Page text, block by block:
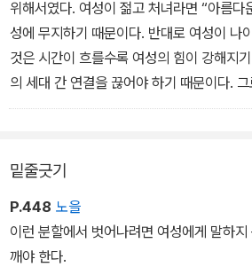
다.
위해서였다. 여성이 젊고 처녀라면 “아름다
성에 무지하기 때문이다. 반대로 여성이 나
것은 시간이 흐를수록 여성의 힘이 강해지
의 세대 간 연결을 끊어야 하기 때문이다.
젊은 여성을 두려워하고 젊은 여성은 나이
는 것은 그래야 우리가 계속 외부의 승인에
아주 중요한 자부심이라는 민감한 기관이 비
문이다. _<여성을 둘러싼 수많은 허구의 등
밑줄긋기
P.448 노을
이런 분할에서 벗어나려면 여성에게 말하
깨야 한다.